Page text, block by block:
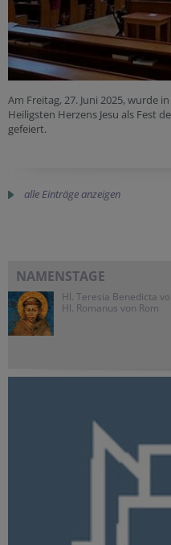
Am Freitag, 27. Juni 2025, wurde
Heiligsten Herzens Jesu als Fest
gefeiert.
alle Einträge anzeigen
NAMENSTAGE
Hl. Teresia Benedicta
Hl. Romanus von Rom